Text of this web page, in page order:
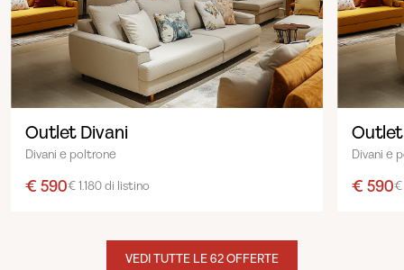
Outlet Divani
Divani e poltrone
€ 590€ 1.180 di listino
Divani e
€ 590€
VEDI TUTTE LE 62 OFFERTE